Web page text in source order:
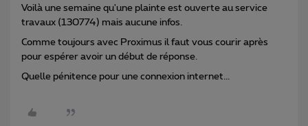
Voilà une semaine qu'une plainte est ouverte au service
travaux (130774) mais aucune infos.
Comme toujours avec Proximus il faut vous courir après
pour espérer avoir un début de réponse.
Quelle pénitence pour une connexion internet...